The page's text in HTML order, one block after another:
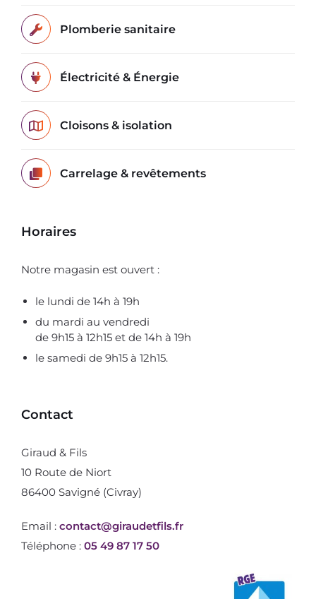
Plomberie sanitaire
Électricité & Énergie
Cloisons & isolation
Carrelage & revêtements
Horaires
Notre magasin est ouvert :
le lundi de 14h à 19h
du mardi au vendredi
de 9h15 à 12h15 et de 14h à 19h
le samedi de 9h15 à 12h15.
Contact
Giraud & Fils
10 Route de Niort
86400 Savigné (Civray)
Email : contact@giraudetfils.fr
Téléphone : 05 49 87 17 50